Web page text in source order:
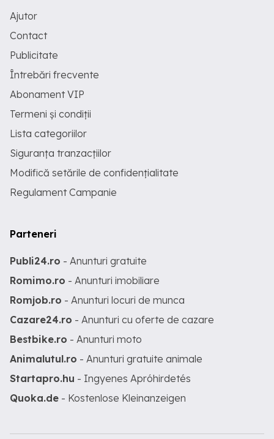
Ajutor
Contact
Publicitate
Întrebări frecvente
Abonament VIP
Termeni și condiții
Lista categoriilor
Siguranța tranzacțiilor
Modifică setările de confidențialitate
Regulament Campanie
Parteneri
Publi24.ro - Anunturi gratuite
Romimo.ro - Anunturi imobiliare
Romjob.ro - Anunturi locuri de munca
Cazare24.ro - Anunturi cu oferte de cazare
Bestbike.ro - Anunturi moto
Animalutul.ro - Anunturi gratuite animale
Startapro.hu - Ingyenes Apróhirdetés
Quoka.de - Kostenlose Kleinanzeigen